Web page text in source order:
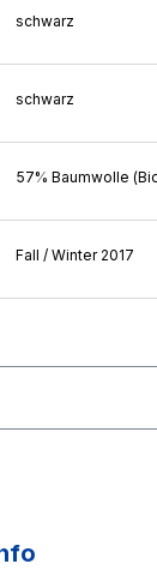
schwarz
schwarz
57% Baumwolle
Fall / Winter 2017